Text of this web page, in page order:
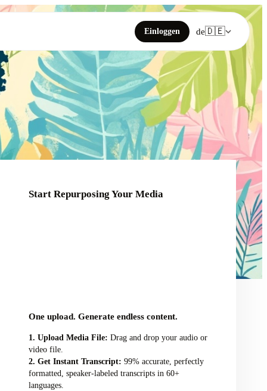
Einloggen de🇩🇪
Start Repurposing Your Media
One upload. Generate endless content.
Upload Media File: Drag and drop your audio or
video file.
Get Instant Transcript: 99% accurate, perfectly
formatted, speaker-labeled transcripts in 60+
languages.